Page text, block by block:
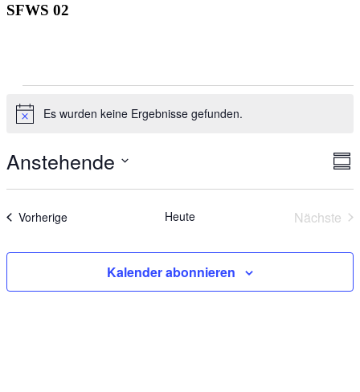
SFWS 02
HinweisEs wurden keine Ergebnisse gefunden.
Anstehende
VorherigeVeranstaltungen Heute
Nächste
Kalender abonnieren